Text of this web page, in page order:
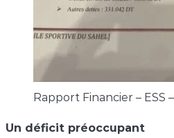
Rapport Financier – ESS
Un déficit préoccupant